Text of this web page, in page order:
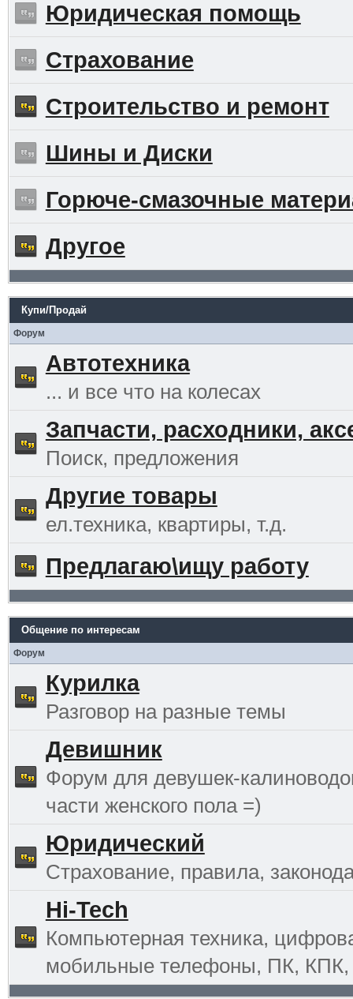
Юридическая помощь
Страхование
Строительство и ремонт
Шины и Диски
Горюче-смазочные
Другое
Купи/Продай
Форум
Автотехника
... и все что на колесах
Запчасти, расходники,
Поиск, предложения
Другие товары
ел.техника, квартиры, т.д.
Предлагаю\ищу работу
Общение по интересам
Форум
Курилка
Разговор на разные темы
Девишник
Форум для девушек-
части женского пола =)
Юридический
Страхование, правила,
Hi-Tech
Компьютерная техника,
мобильные телефоны, ПК, КПК,